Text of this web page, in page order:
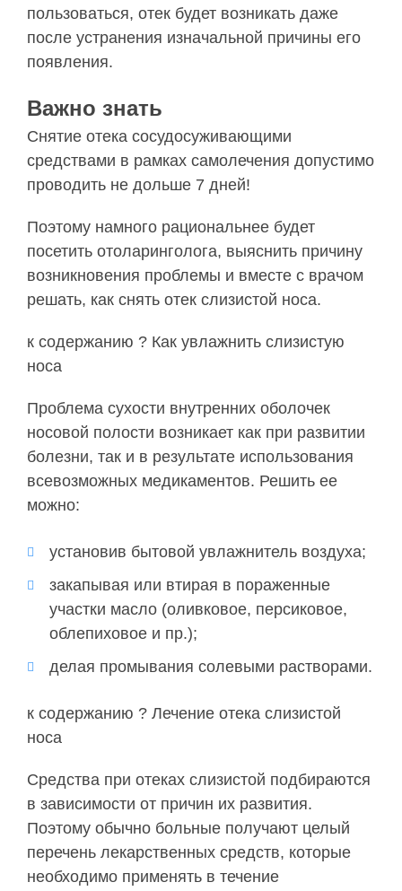
пользоваться, отек будет возникать даже
после устранения изначальной причины его
появления.
Важно знать
Снятие отека сосудосуживающими
средствами в рамках самолечения допустимо
проводить не дольше 7 дней!
Поэтому намного рациональнее будет
посетить отоларинголога, выяснить причину
возникновения проблемы и вместе с врачом
решать, как снять отек слизистой носа.
к содержанию ? Как увлажнить слизистую
носа
Проблема сухости внутренних оболочек
носовой полости возникает как при развитии
болезни, так и в результате использования
всевозможных медикаментов. Решить ее
можно:
установив бытовой увлажнитель воздуха;
закапывая или втирая в пораженные
участки масло (оливковое, персиковое,
облепиховое и пр.);
делая промывания солевыми растворами.
к содержанию ? Лечение отека слизистой
носа
Средства при отеках слизистой подбираются
в зависимости от причин их развития.
Поэтому обычно больные получают целый
перечень лекарственных средств, которые
необходимо применять в течение